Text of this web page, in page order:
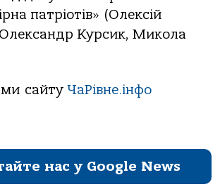
патріотів» (Олексій
Курсик, Микола
сайту ЧаРівне.інфо
нас у Google News